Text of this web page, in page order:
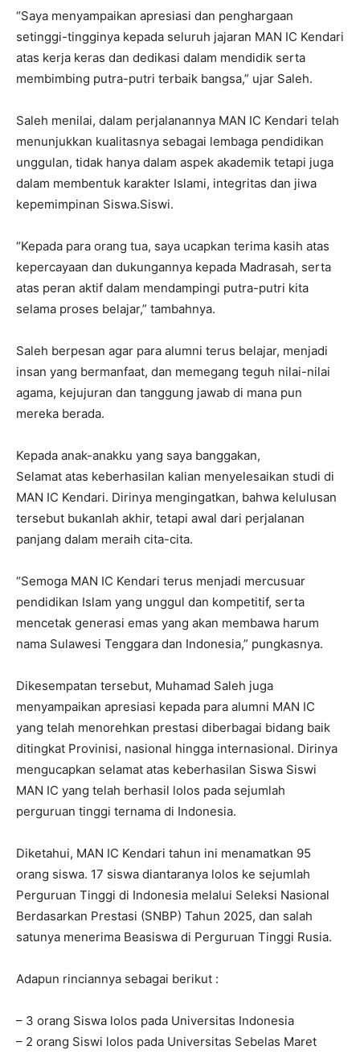
“Saya menyampaikan apresiasi dan penghargaan
setinggi-tingginya kepada seluruh jajaran MAN IC Kendari
atas kerja keras dan dedikasi dalam mendidik serta
membimbing putra-putri terbaik bangsa,” ujar Saleh.
Saleh menilai, dalam perjalanannya MAN IC Kendari telah
menunjukkan kualitasnya sebagai lembaga pendidikan
unggulan, tidak hanya dalam aspek akademik tetapi juga
dalam membentuk karakter Islami, integritas dan jiwa
kepemimpinan Siswa.Siswi.
“Kepada para orang tua, saya ucapkan terima kasih atas
kepercayaan dan dukungannya kepada Madrasah, serta
atas peran aktif dalam mendampingi putra-putri kita
selama proses belajar,” tambahnya.
Saleh berpesan agar para alumni terus belajar, menjadi
insan yang bermanfaat, dan memegang teguh nilai-nilai
agama, kejujuran dan tanggung jawab di mana pun
mereka berada.
Kepada anak-anakku yang saya banggakan,
Selamat atas keberhasilan kalian menyelesaikan studi di
MAN IC Kendari. Dirinya mengingatkan, bahwa kelulusan
tersebut bukanlah akhir, tetapi awal dari perjalanan
panjang dalam meraih cita-cita.
“Semoga MAN IC Kendari terus menjadi mercusuar
pendidikan Islam yang unggul dan kompetitif, serta
mencetak generasi emas yang akan membawa harum
nama Sulawesi Tenggara dan Indonesia,” pungkasnya.
Dikesempatan tersebut, Muhamad Saleh juga
menyampaikan apresiasi kepada para alumni MAN IC
yang telah menorehkan prestasi diberbagai bidang baik
ditingkat Provinisi, nasional hingga internasional. Dirinya
mengucapkan selamat atas keberhasilan Siswa Siswi
MAN IC yang telah berhasil lolos pada sejumlah
perguruan tinggi ternama di Indonesia.
Diketahui, MAN IC Kendari tahun ini menamatkan 95
orang siswa. 17 siswa diantaranya lolos ke sejumlah
Perguruan Tinggi di Indonesia melalui Seleksi Nasional
Berdasarkan Prestasi (SNBP) Tahun 2025, dan salah
satunya menerima Beasiswa di Perguruan Tinggi Rusia.
Adapun rinciannya sebagai berikut :
– 3 orang Siswa lolos pada Universitas Indonesia
– 2 orang Siswi lolos pada Universitas Sebelas Maret